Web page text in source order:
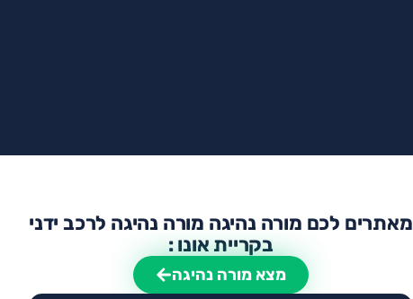
מאתרים לכם מורה נהיגה מורה נהיגה לרכב ידני
בקריית אונו :
מצא מורה נהיגה